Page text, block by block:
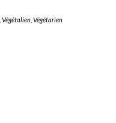
Végétalien Végétarien